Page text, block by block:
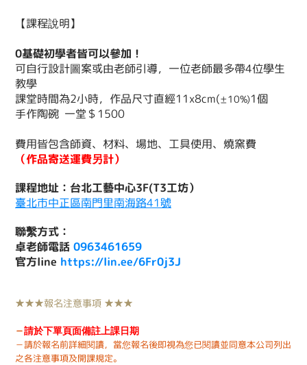
【課程說明】
0基礎初學者皆可以參加！
可自行設計圖案或由老師引導，一位老師最多帶4位學生
教學
課堂時間為2小時，作品尺寸直經11x8cm(±10%)1個
手作陶碗 一堂＄1500
費用皆包含師資、材料、場地、工具使用、燒窯費
（作品寄送運費另計）
課程地址：台北工藝中心3F(T3工坊）
臺北市中正區南門里南海路41號
聯繫方式：
卓老師電話 0963461659
官方line https://lin.ee/6Fr0j3J
★★★報名注意事項 ★★★
－請於下單頁面備註上課日期
－請於報名前詳細閱讀，當您報名後即視為您已閱讀並同意本公司列出
之各注意事項及開課規定。